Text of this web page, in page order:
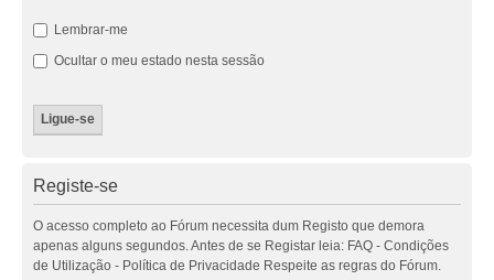
Lembrar-me
Ocultar o meu estado nesta sessão
Registe-se
O acesso completo ao Fórum necessita dum Registo que demora
apenas alguns segundos. Antes de se Registar leia: FAQ - Condições
de Utilização - Política de Privacidade Respeite as regras do Fórum.